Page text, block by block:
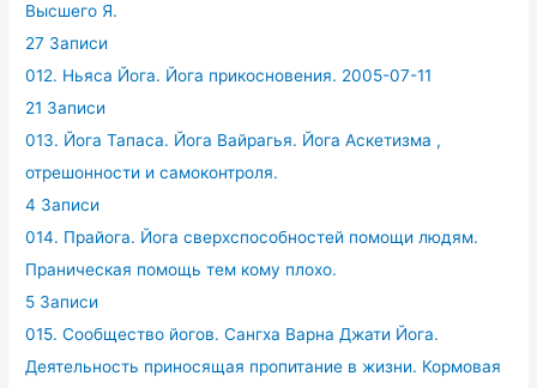
Высшего Я.
27 Записи
012. Ньяса Йога. Йога прикосновения. 2005-07-11
21 Записи
013. Йога Тапаса. Йога Вайрагья. Йога Аскетизма ,
отрешонности и самоконтроля.
4 Записи
014. Прайога. Йога сверхспособностей помощи людям.
Праническая помощь тем кому плохо.
5 Записи
015. Сообщество йогов. Сангха Варна Джати Йога.
Деятельность приносящая пропитание в жизни. Кормовая